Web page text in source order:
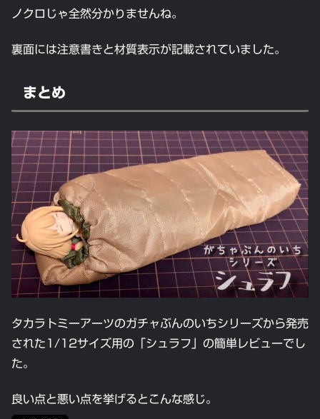
ノクロじゃ全然分かりませんね。
裏面には注意書きと材質表示が記載されていました。
まとめ
タカラトミーアーツのガチャぶんのいちシリーズから発売
された1/12サイズ用の「シュラフ」の簡単レビューでし
た。
良い点と悪い点を挙げるとこんな感じ。